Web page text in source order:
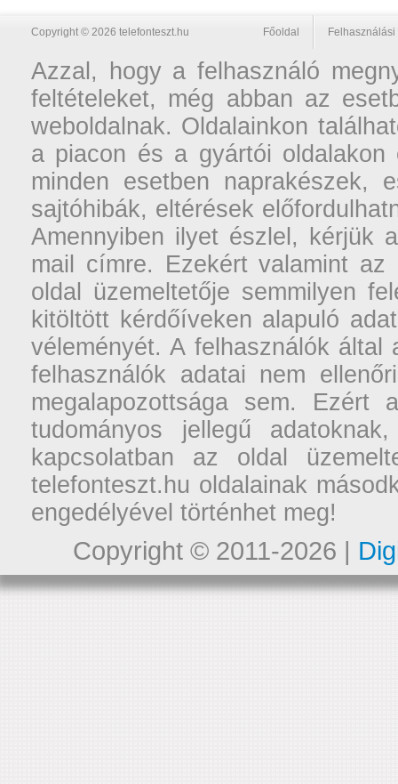
Copyright © 2026 telefonteszt.hu Főoldal
Azzal, hogy a felhasználó
feltételeket, még abban az
weboldalnak. Oldalainkon
a piacon és a gyártói oldalakon
minden esetben naprakészek,
sajtóhibák, eltérések
Amennyiben ilyet észlel, kérjük
mail címre. Ezekért valamint
oldal üzemeltetője semmilyen
kitöltött kérdőíveken alapuló
véleményét. A felhasználók
felhasználók adatai nem
megalapozottsága sem. Ezért
tudományos jellegű
kapcsolatban az oldal
telefonteszt.hu oldalainak
engedélyével történhet meg!
Copyright © 2011-2026 |